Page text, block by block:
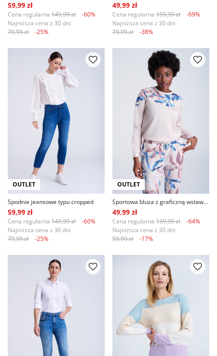
59,99 zł
Cena regularna 149,99 zł
-60%
Najniższa cena z 30 dni
79,99 zł
-25%
49,99 zł
Cena regularna 159,99 zł
-69%
Najniższa cena z 30 dni
79,99 zł
-38%
OUTLET
Spodnie jeansowe typu cropped
59,99 zł
Cena regularna 149,99 zł
-60%
Najniższa cena z 30 dni
79,99 zł
-25%
OUTLET
Sportowa bluza z graficzną wstawką
49,99 zł
Cena regularna 139,99 zł
-64%
Najniższa cena z 30 dni
59,99 zł
-17%